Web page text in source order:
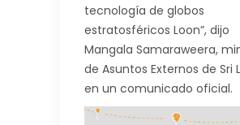
tecnología de globos
estratosféricos Loon”, dijo
Mangala Samaraweera,
de Asuntos Externos de Sri
en un comunicado oficial.